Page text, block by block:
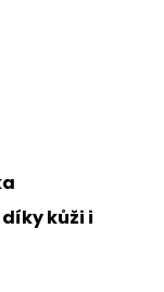
kůži i